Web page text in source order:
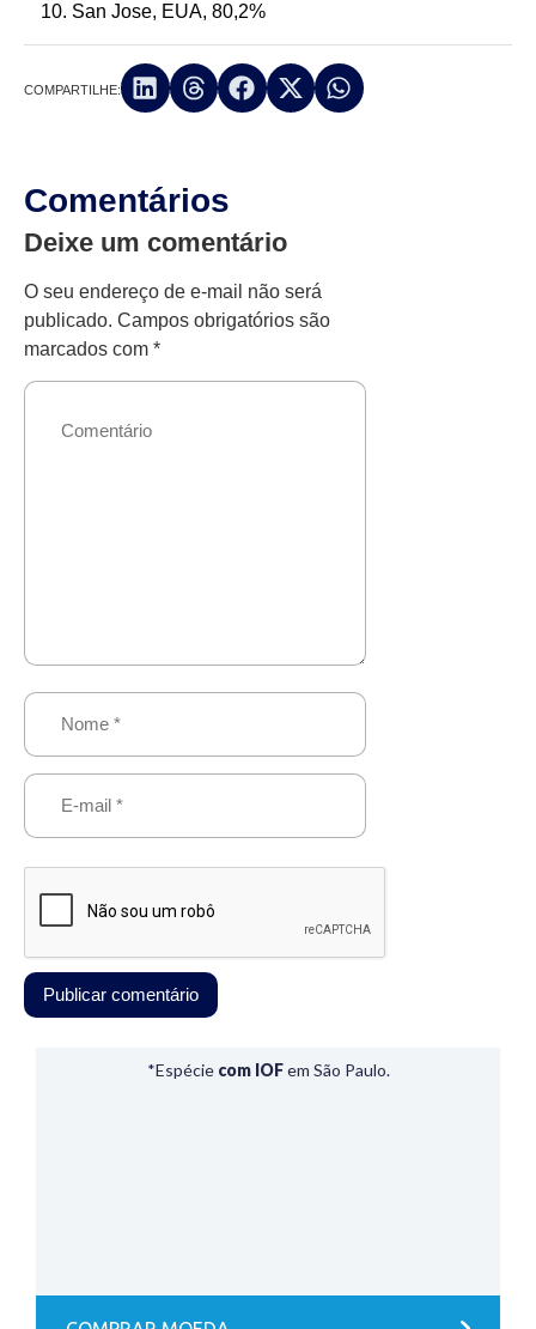
San Jose, EUA, 80,2%
COMPARTILHE:
Comentários
Deixe um comentário
O seu endereço de e-mail não será
publicado. Campos obrigatórios são
marcados com *